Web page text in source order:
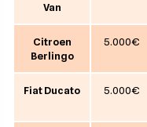
Van
Citroen
Berlingo
5.000€
Fiat Ducato 5.000€